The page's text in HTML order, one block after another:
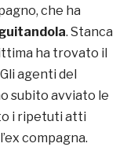
che ha
. Stanca
ha trovato il
agenti del
subito avviato le
i ripetuti atti
compagna.